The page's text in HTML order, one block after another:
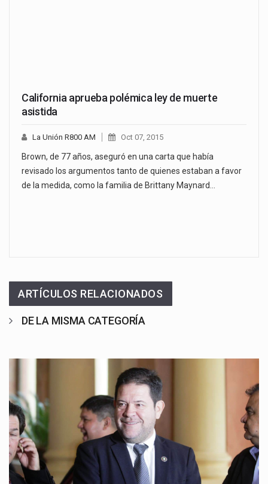
California aprueba polémica ley de muerte
asistida
La Unión R800 AM Oct 07, 2015
Brown, de 77 años, aseguró en una carta que había
revisado los argumentos tanto de quienes estaban a favor
de la medida, como la familia de Brittany Maynard…
ARTÍCULOS RELACIONADOS
DE LA MISMA CATEGORÍA